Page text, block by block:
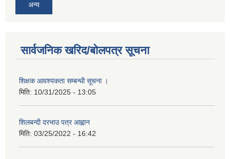
अन्य
सार्वजनिक खरिद/बोलपत्र सूचना
शिक्षक आवश्यकता सम्बन्धी सूचना ।
मिति: 10/31/2025 - 13:05
शिलबन्दी दरभाउ पत्र आह्वान
मिति: 03/25/2022 - 16:42